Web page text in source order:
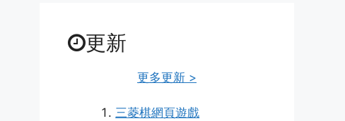
更新
更多更新 >
三菱棋網頁遊戲